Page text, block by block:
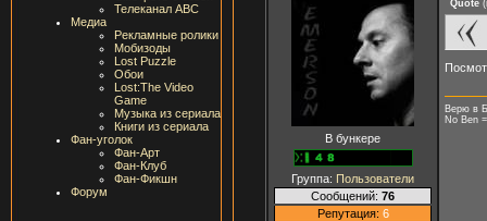
Телеканал ABC
Медиа
Рекламные ролики
Мобизоды
Lost Puzzle
Обои
Lost:The Video
Game
Музыка из сериала
Книги из сериала
Фан-уголок
Фан-Арт
Фан-Клуб
Фан-Фикшн
Форум
В бункере
Группа: Пользователи
Сообщений: 76
Репутация: 6
Quote (
Верю в
No Ben